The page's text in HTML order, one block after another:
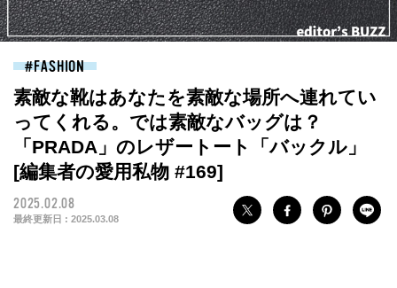
FASHION
素敵な靴はあなたを素敵な場所へ連れてい
ってくれる。では素敵なバッグは？
「PRADA」のレザートート「バックル」
[編集者の愛用私物 #169]
2025.02.08
最終更新日 : 2025.03.08